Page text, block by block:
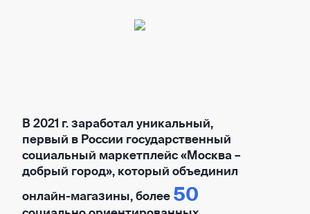
В 2021 г. заработал уникальный,
первый в России государственный
социальный маркетплейс «Москва –
добрый город», который объединил
онлайн-магазины, более 50